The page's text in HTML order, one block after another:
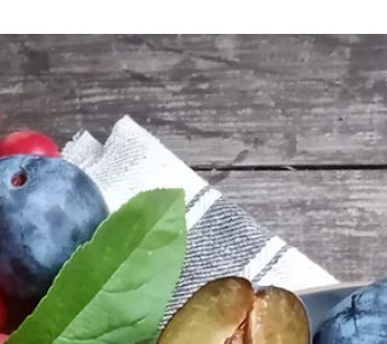
Ania Rozmaryn i Bazylia
6 gru 2022
Na słodko
Churros
z sosem czekoladowym Składniki: - 250 ml
- 50g masła - 250g mąki pszennej - ekstrakt
waniliowy - 2-3 jajka (w zależności od gęstości...